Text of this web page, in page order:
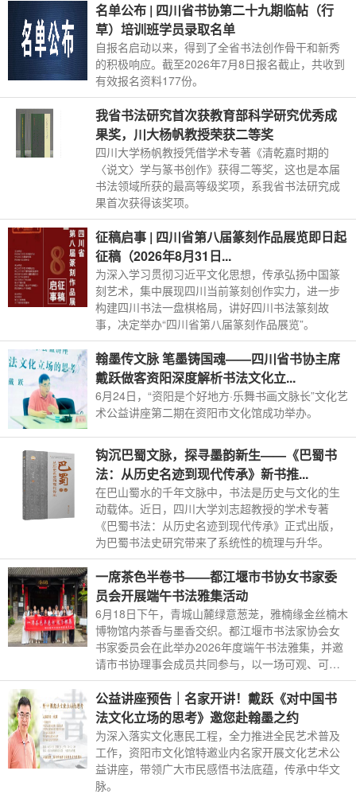
名单公布 | 四川省书协第二十九期临帖（行
草）培训班学员录取名单
自报名启动以来，得到了全省书法创作骨干和新秀
的积极响应。截至2026年7月8日报名截止，共收到
有效报名资料177份。
我省书法研究首次获教育部科学研究优秀成
果奖，川大杨帆教授荣获二等奖
四川大学杨帆教授凭借学术专著《清乾嘉时期的
〈说文〉学与篆书创作》获得二等奖，这也是本届
书法领域所获的最高等级奖项，系我省书法研究成
果首次获得该奖项。
征稿启事 | 四川省第八届篆刻作品展览即日起
征稿（2026年8月31日...
为深入学习贯彻习近平文化思想，传承弘扬中国篆
刻艺术，集中展现四川当前篆刻创作实力，进一步
构建四川书法一盘棋格局，讲好四川书法篆刻故
事，决定举办“四川省第八届篆刻作品展览”。
翰墨传文脉 笔墨铸国魂——四川省书协主席
戴跃做客资阳深度解析书法文化立...
6月24日，“资阳是个好地方·乐舞书画文脉长”文化艺
术公益讲座第二期在资阳市文化馆成功举办。
钩沉巴蜀文脉，探寻墨韵新生——《巴蜀书
法：从历史名迹到现代传承》新书推...
在巴山蜀水的千年文脉中，书法是历史与文化的生
动载体。近日，四川大学刘志超教授的学术专著
《巴蜀书法：从历史名迹到现代传承》正式出版，
为巴蜀书法史研究带来了系统性的梳理与升华。
一席茶色半卷书——都江堰市书协女书家委
员会开展端午书法雅集活动
6月18日下午，青城山麓绿意葱茏，雅楠缘金丝楠木
博物馆内茶香与墨香交织。都江堰市书法家协会女
书家委员会在此举办2026年度端午书法雅集，并邀
请市书协理事会成员共同参与，以一场可观、可
触、可品的艺术交流，共话端午清韵与书法情怀。
公益讲座预告｜名家开讲！戴跃《对中国书
法文化立场的思考》邀您赴翰墨之约
为深入落实文化惠民工程，全力推进全民艺术普及
工作，资阳市文化馆特邀业内名家开展文化艺术公
益讲座，带领广大市民感悟书法底蕴，传承中华文
脉。